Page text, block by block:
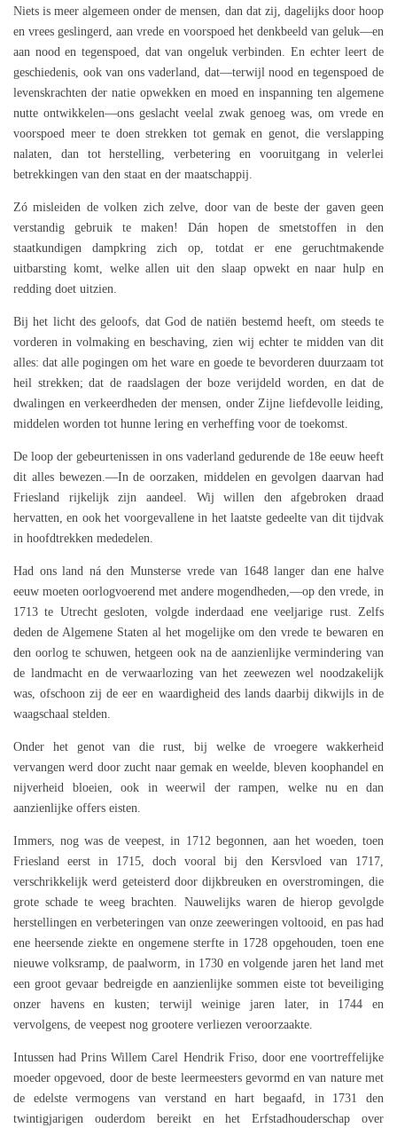
Niets is meer algemeen onder de mensen, dan dat zij, dagelijks door hoop
en vrees geslingerd, aan vrede en voorspoed het denkbeeld van geluk—en
aan nood en tegenspoed, dat van ongeluk verbinden. En echter leert de
geschiedenis, ook van ons vaderland, dat—terwijl nood en tegenspoed de
levenskrachten der natie opwekken en moed en inspanning ten algemene
nutte ontwikkelen—ons geslacht veelal zwak genoeg was, om vrede en
voorspoed meer te doen strekken tot gemak en genot, die verslapping
nalaten, dan tot herstelling, verbetering en vooruitgang in velerlei
betrekkingen van den staat en der maatschappij.
Zó misleiden de volken zich zelve, door van de beste der gaven geen
verstandig gebruik te maken! Dán hopen de smetstoffen in den
staatkundigen dampkring zich op, totdat er ene geruchtmakende
uitbarsting komt, welke allen uit den slaap opwekt en naar hulp en
redding doet uitzien.
Bij het licht des geloofs, dat God de natiën bestemd heeft, om steeds te
vorderen in volmaking en beschaving, zien wij echter te midden van dit
alles: dat alle pogingen om het ware en goede te bevorderen duurzaam tot
heil strekken; dat de raadslagen der boze verijdeld worden, en dat de
dwalingen en verkeerdheden der mensen, onder Zijne liefdevolle leiding,
middelen worden tot hunne lering en verheffing voor de toekomst.
De loop der gebeurtenissen in ons vaderland gedurende de 18e eeuw heeft
dit alles bewezen.—In de oorzaken, middelen en gevolgen daarvan had
Friesland rijkelijk zijn aandeel. Wij willen den afgebroken draad
hervatten, en ook het voorgevallene in het laatste gedeelte van dit tijdvak
in hoofdtrekken mededelen.
Had ons land ná den Munsterse vrede van 1648 langer dan ene halve
eeuw moeten oorlogvoerend met andere mogendheden,—op den vrede, in
1713 te Utrecht gesloten, volgde inderdaad ene veeljarige rust. Zelfs
deden de Algemene Staten al het mogelijke om den vrede te bewaren en
den oorlog te schuwen, hetgeen ook na de aanzienlijke vermindering van
de landmacht en de verwaarlozing van het zeewezen wel noodzakelijk
was, ofschoon zij de eer en waardigheid des lands daarbij dikwijls in de
waagschaal stelden.
Onder het genot van die rust, bij welke de vroegere wakkerheid
vervangen werd door zucht naar gemak en weelde, bleven koophandel en
nijverheid bloeien, ook in weerwil der rampen, welke nu en dan
aanzienlijke offers eisten.
Immers, nog was de veepest, in 1712 begonnen, aan het woeden, toen
Friesland eerst in 1715, doch vooral bij den Kersvloed van 1717,
verschrikkelijk werd geteisterd door dijkbreuken en overstromingen, die
grote schade te weeg brachten. Nauwelijks waren de hierop gevolgde
herstellingen en verbeteringen van onze zeeweringen voltooid, en pas had
ene heersende ziekte en ongemene sterfte in 1728 opgehouden, toen ene
nieuwe volksramp, de paalworm, in 1730 en volgende jaren het land met
een groot gevaar bedreigde en aanzienlijke sommen eiste tot beveiliging
onzer havens en kusten; terwijl weinige jaren later, in 1744 en
vervolgens, de veepest nog grootere verliezen veroorzaakte.
Intussen had Prins Willem Carel Hendrik Friso, door ene voortreffelijke
moeder opgevoed, door de beste leermeesters gevormd en van nature met
de edelste vermogens van verstand en hart begaafd, in 1731 den
twintigjarigen ouderdom bereikt en het Erfstadhouderschap over